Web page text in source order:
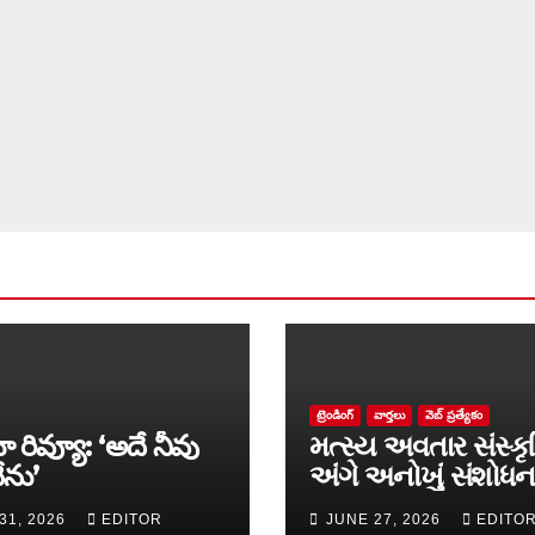
‘అదే నీవు
2026 EDITOR
ట్రెండింగ్ వార్త‌లు వెబ్ ప్రత్యేకం
મત્સ્ય અવતાર
અંગે અનોખું સંશોધન
માળખું રજૂ
JUNE 27, 2026 EDITOR